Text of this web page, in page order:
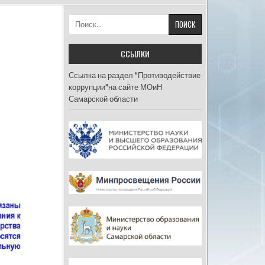
Найти:
ССЫЛКИ
Ссылка на раздел "Противодействие
коррупции"на сайте МОиН
Самарской области